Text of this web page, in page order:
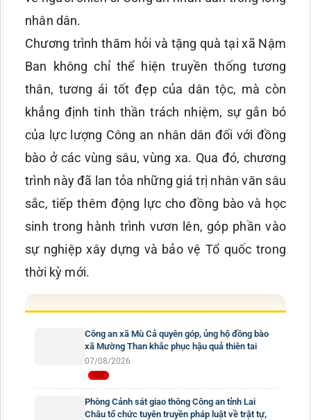
nhân dân.
Chương trình thăm hỏi và tặng quà tại xã Nậm
Ban không chỉ thể hiện truyền thống tương
thân, tương ái tốt đẹp của dân tộc, mà còn
khẳng định tinh thần trách nhiệm, sự gắn bó
của lực lượng Công an nhân dân đối với đồng
bào ở các vùng sâu, vùng xa. Qua đó, chương
trình này đã lan tỏa những giá trị nhân văn sâu
sắc, tiếp thêm động lực cho đồng bào và học
sinh trong hành trình vươn lên, góp phần vào
sự nghiệp xây dựng và bảo vệ Tổ quốc trong
thời kỳ mới.
Công an xã Mù Cả quyên góp, ủng hộ đồng bào
xã Mường Than khắc phục hậu quả thiên tai
07/08/2026
Phòng Cảnh sát giao thông Công an tỉnh Lai
Châu tổ chức tuyên truyền pháp luật về trật tự,